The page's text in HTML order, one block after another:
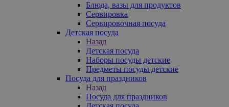
Блюда, вазы для продуктов
Сервировка
Сервировочная посуда
Детская посуда
Назад
Детская посуда
Наборы посуды детские
Предметы посуды детские
Посуда для праздников
Назад
Посуда для праздников